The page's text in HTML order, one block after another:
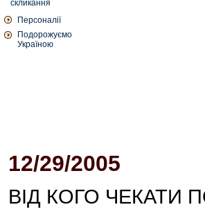
скликання
Персоналії
Подорожуємо
Україною
12/29/2005
ВІД КОГО ЧЕКАТИ